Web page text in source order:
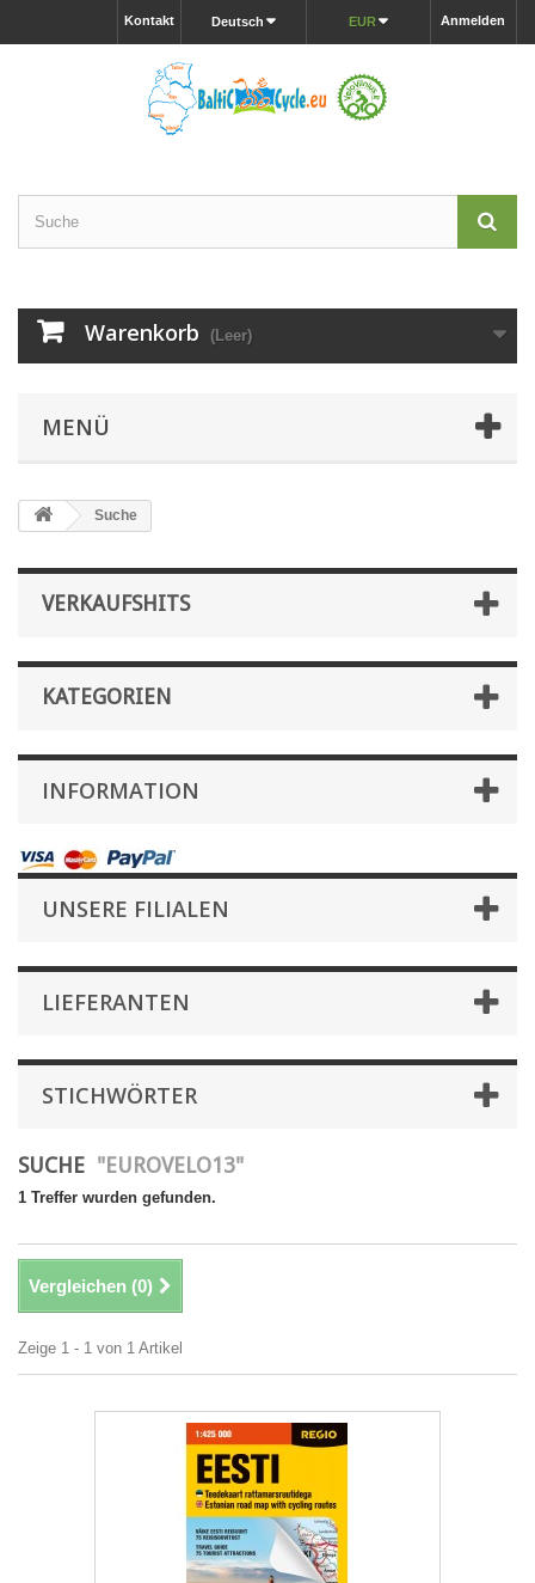
Anmelden
EUR
Deutsch
Kontakt
Warenkorb (Leer)
MENÜ
Suche
VERKAUFSHITS
KATEGORIEN
INFORMATION
UNSERE FILIALEN
LIEFERANTEN
STICHWÖRTER
SUCHE "EUROVELO13"
1 Treffer wurden gefunden.
Vergleichen (0)
Zeige 1 - 1 von 1 Artikel